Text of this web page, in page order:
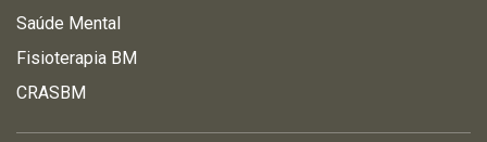
Saúde Mental
Fisioterapia BM
CRASBM